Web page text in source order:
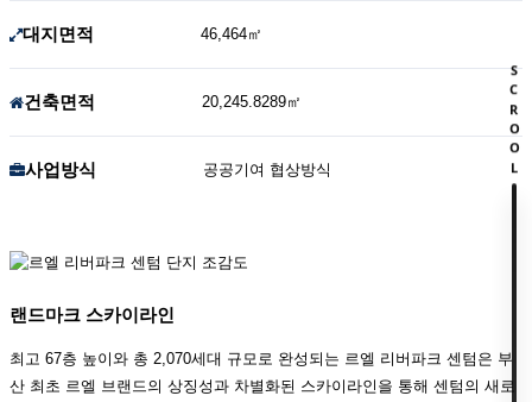
대지면적 46,464㎡
건축면적 20,245.8289㎡
사업방식 공공기여 협상방식
랜드마크 스카이라인
최고 67층 높이와 총 2,070세대 규모로 완성되는 르엘 리버파크 센텀은 부
산 최초 르엘 브랜드의 상징성과 차별화된 스카이라인을 통해 센텀의 새로
SCROOL